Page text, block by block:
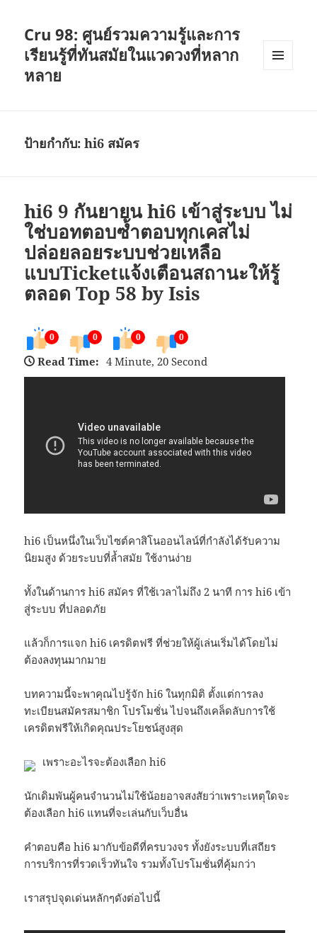
Cru 98: ศูนย์รวมความรู้และการ
เรียนรู้ที่ทันสมัยในแวดวงที่หลาก
หลาย
ป้ายกำกับ:hi6 สมัคร
hi6 9 กันยายน hi6 เข้าสู่ระบบ ไม่
ใช่บอทตอบซ้ำตอบทุกเคสไม่
ปล่อยลอยระบบช่วยเหลือ
แบบTicketแจ้งเตือนสถานะให้รู้
ตลอด Top 58 by Isis
0 0 0 0
Read Time: 4 Minute, 20 Second
hi6 เป็นหนึ่งในเว็บไซต์คาสิโนออนไลน์ที่กำลังได้รับความ
นิยมสูง ด้วยระบบที่ล้ำสมัย ใช้งานง่าย
ทั้งในด้านการ hi6 สมัคร ที่ใช้เวลาไม่ถึง 2 นาที การ hi6 เข้า
สู่ระบบ ที่ปลอดภัย
แล้วก็การแจก hi6 เครดิตฟรี ที่ช่วยให้ผู้เล่นเริ่มได้โดยไม่
ต้องลงทุนมากมาย
บทความนี้จะพาคุณไปรู้จัก hi6 ในทุกมิติ ตั้งแต่การลง
ทะเบียนสมัครสมาชิก โปรโมชั่น ไปจนถึงเคล็ดลับการใช้
เครดิตฟรีให้เกิดคุณประโยชน์สูงสุด
เพราะอะไรจะต้องเลือก hi6
นักเดิมพันผู้คนจำนวนไม่ใช้น้อยอาจสงสัยว่าเพราะเหตุใดจะ
ต้องเลือก hi6 แทนที่จะเล่นกับเว็บอื่น
คำตอบคือ hi6 มากับข้อดีที่ครบวงจร ทั้งยังระบบที่เสถียร
การบริการที่รวดเร็วทันใจ รวมทั้งโปรโมชั่นที่คุ้มกว่า
เราสรุปจุดเด่นหลักๆดังต่อไปนี้